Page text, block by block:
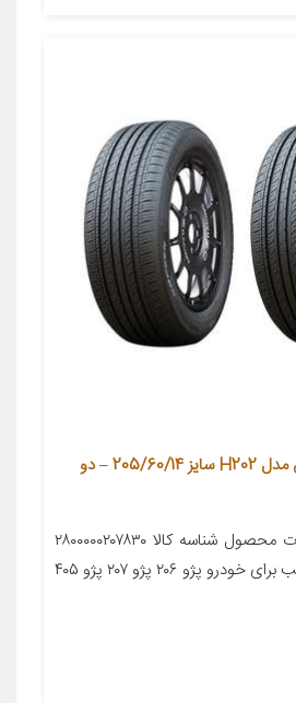
لاستیک خودرو کاپسن مدل H202 سایز 205/60/14 – دو
معرفی محصول جزئیات محصول شناسه کالا ۲۸۰۰۰۰۰۲۰۷۸۳۰
سال ساخت ۲۰۲۲ مناسب برای خودرو پژو ۲۰۶ پژو ۲۰۷ پژو ۴۰۵